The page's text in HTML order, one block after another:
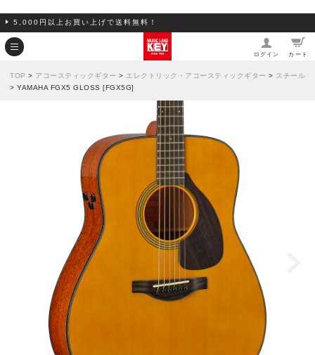
5,000円以上お買い上げで送料無料！
ログイン カート
TOP > アコースティックギター > エレクトリック・アコースティックギター > スチール
> YAMAHA FGX5 GLOSS [FGX5G]